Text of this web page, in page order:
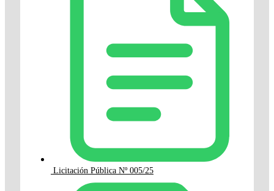
Licitación Pública Nº 005/25